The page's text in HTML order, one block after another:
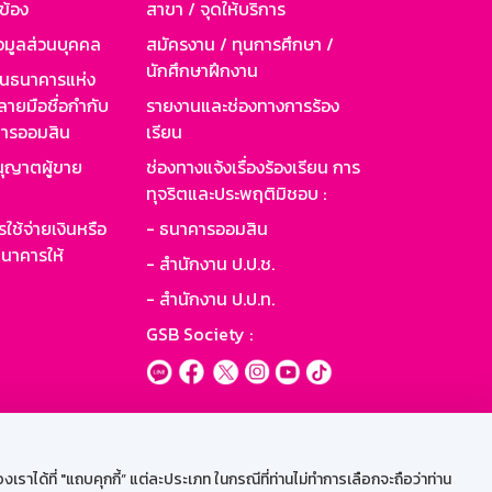
ได้ที่ "แถบคุกกี้” แต่ละประเภท ในกรณีที่ท่านไม่ทำการเลือกจะถือว่าท่าน
อง
มูลส่วนบุคคล
นาคารแห่ง
ายมือชื่อกำกับ
รออมสิน
ญาตผู้ขาย
ช้จ่ายเงินหรือ
คารให้
สาขา / จุดให้บริการ
สมัครงาน / ทุนการศึกษา /
นักศึกษาฝึกงาน
รายงานและช่องทางการร้อง
เรียน
ช่องทางแจ้งเรื่องร้องเรียน การ
ทุจริตและประพฤติมิชอบ :
- ธนาคารออมสิน
- สำนักงาน ป.ป.ช.
- สำนักงาน ป.ป.ท.
GSB Society :